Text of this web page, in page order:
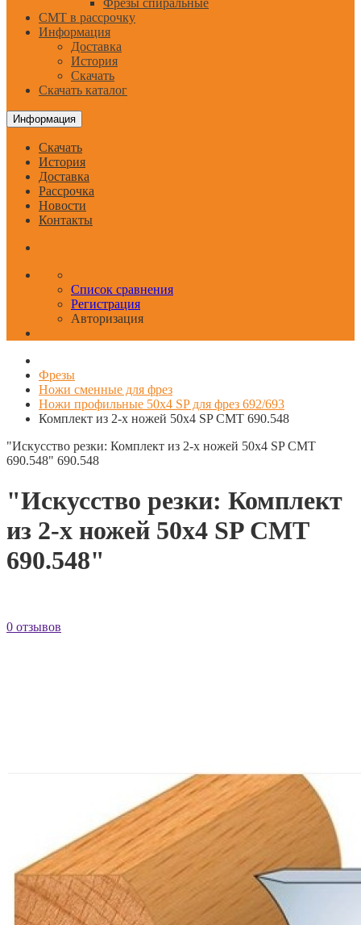
Фрезы спиральные
CMT в рассрочку
Информация
Доставка
История
Скачать
Скачать каталог
Информация
Скачать
История
Доставка
Рассрочка
Новости
Контакты
Список сравнения
Регистрация
Авторизация
Фрезы
Ножи сменные для фрез
Ножи профильные 50x4 SP для фрез 692/693
Комплект из 2-х ножей 50x4 SP CMT 690.548
"Искусство резки: Комплект из 2-х ножей 50x4 SP CMT
690.548" 690.548
"Искусство резки: Комплект
из 2-х ножей 50x4 SP CMT
690.548"
0 отзывов